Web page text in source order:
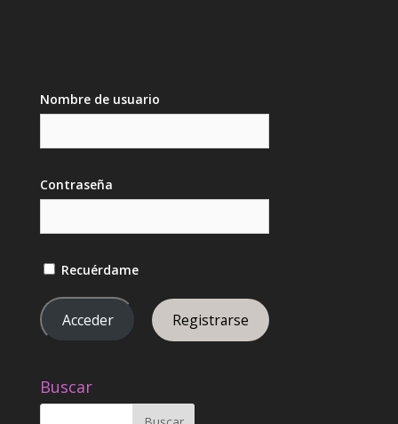
Nombre de usuario
Contraseña
Recuérdame
Registrarse
Buscar